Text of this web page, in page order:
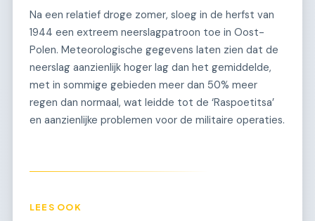
Na een relatief droge zomer, sloeg in de herfst van
1944 een extreem neerslagpatroon toe in Oost-
Polen. Meteorologische gegevens laten zien dat de
neerslag aanzienlijk hoger lag dan het gemiddelde,
met in sommige gebieden meer dan 50% meer
regen dan normaal, wat leidde tot de ‘Raspoetitsa’
en aanzienlijke problemen voor de militaire operaties.
LEES OOK